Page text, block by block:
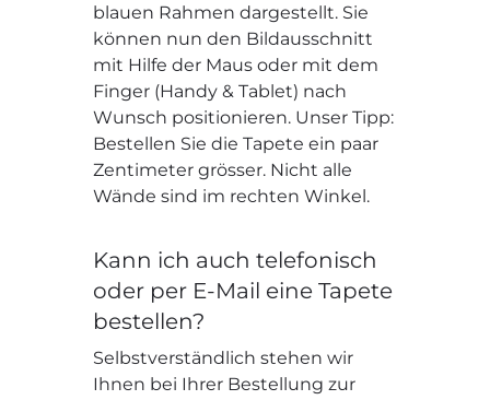
blauen Rahmen dargestellt. Sie
können nun den Bildausschnitt
mit Hilfe der Maus oder mit dem
Finger (Handy & Tablet) nach
Wunsch positionieren. Unser Tipp:
Bestellen Sie die Tapete ein paar
Zentimeter grösser. Nicht alle
Wände sind im rechten Winkel.
Kann ich auch telefonisch
oder per E-Mail eine Tapete
bestellen?
Selbstverständlich stehen wir
Ihnen bei Ihrer Bestellung zur